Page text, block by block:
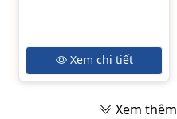
Xem chi tiết
Xem thêm